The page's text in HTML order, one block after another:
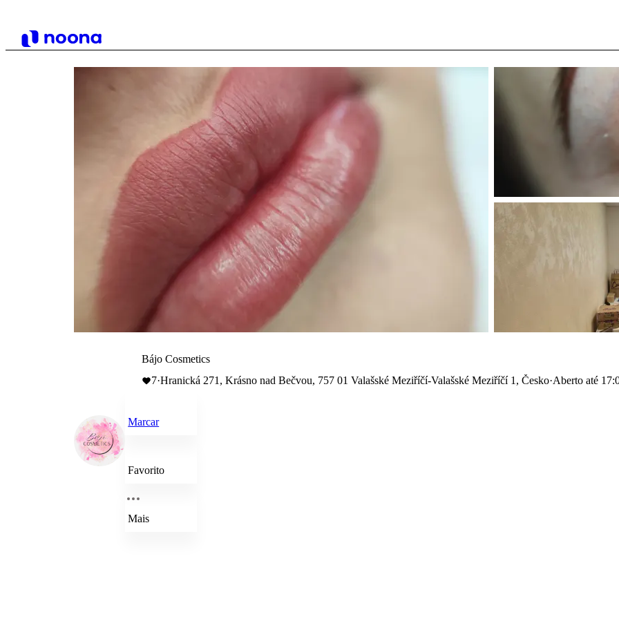
Bájo Cosmetics
7·Hranická 271, Krásno nad Bečvou, 757 01 Valašské Meziříčí-Valašské Meziříčí 1, Česko·Aberto até
Marcar
Favorito
Mais